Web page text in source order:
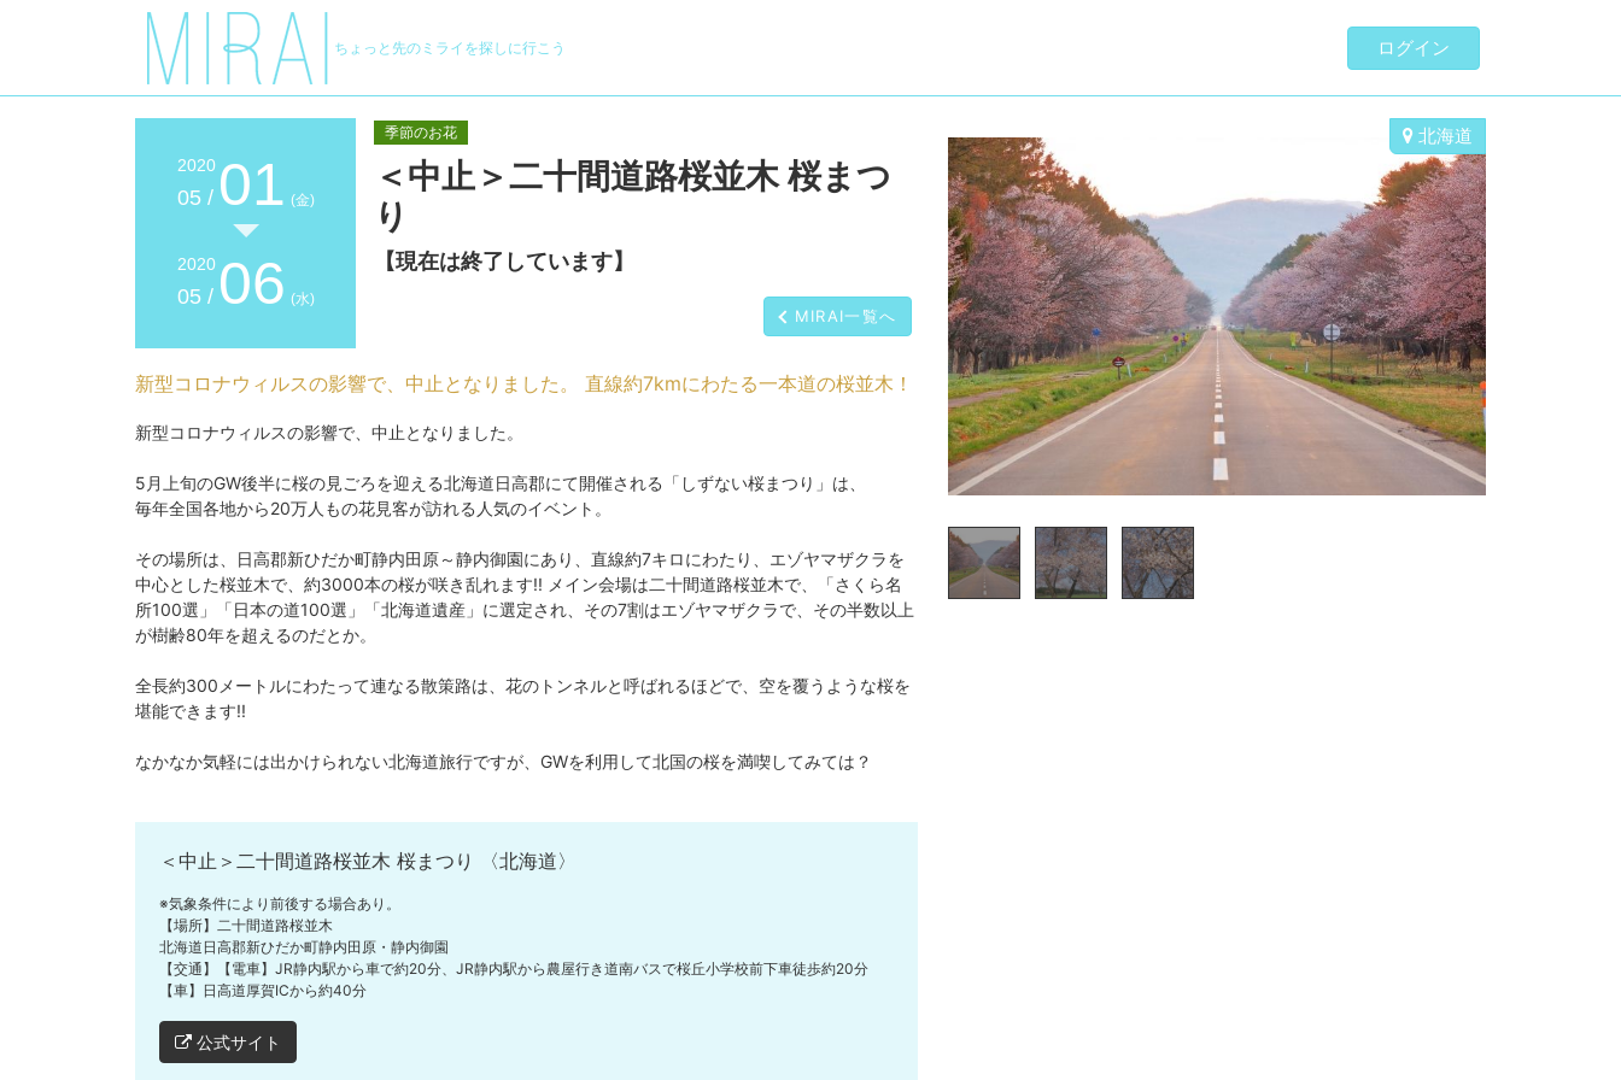
ちょっと先のミライを探しに行こう ログイン
北海道
2020
05 / 01 (金)
2020
05 / 06 (水)
季節のお花
＜中止＞二十間道路桜並木 桜まつ
り
【現在は終了しています】
MIRAI一覧へ
新型コロナウィルスの影響で、中止となりました。 直線約7kmにわたる一本道の桜並木！
新型コロナウィルスの影響で、中止となりました。
5月上旬のGW後半に桜の見ごろを迎える北海道日高郡にて開催される「しずない桜まつり」は、
毎年全国各地から20万人もの花見客が訪れる人気のイベント。
その場所は、日高郡新ひだか町静内田原～静内御園にあり、直線約7キロにわたり、エゾヤマザクラを
中心とした桜並木で、約3000本の桜が咲き乱れます!! メイン会場は二十間道路桜並木で、「さくら名
所100選」「日本の道100選」「北海道遺産」に選定され、その7割はエゾヤマザクラで、その半数以上
が樹齢80年を超えるのだとか。
全長約300メートルにわたって連なる散策路は、花のトンネルと呼ばれるほどで、空を覆うような桜を
堪能できます!!
なかなか気軽には出かけられない北海道旅行ですが、GWを利用して北国の桜を満喫してみては？
＜中止＞二十間道路桜並木 桜まつり 〈北海道〉
※気象条件により前後する場合あり。
【場所】二十間道路桜並木
北海道日高郡新ひだか町静内田原・静内御園
【交通】【電車】JR静内駅から車で約20分、JR静内駅から農屋行き道南バスで桜丘小学校前下車徒歩約20分
【車】日高道厚賀ICから約40分
公式サイト